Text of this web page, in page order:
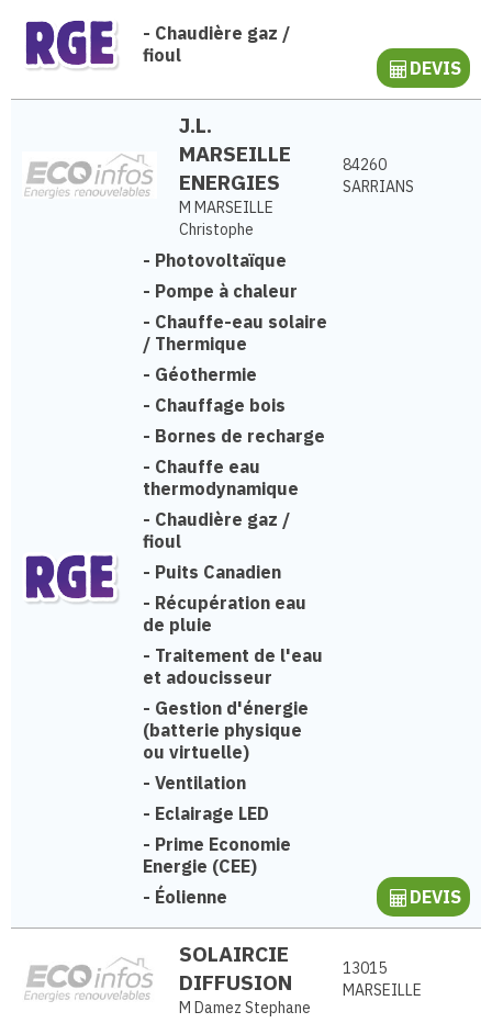
- Chaudière gaz /
fioul
DEVIS
J.L.
MARSEILLE
ENERGIES
M MARSEILLE
Christophe
84260
SARRIANS
- Photovoltaïque
- Pompe à chaleur
- Chauffe-eau solaire
/ Thermique
- Géothermie
- Chauffage bois
- Bornes de recharge
- Chauffe eau
thermodynamique
- Chaudière gaz /
fioul
- Puits Canadien
- Récupération eau
de pluie
- Traitement de l'eau
et adoucisseur
- Gestion d'énergie
(batterie physique
ou virtuelle)
- Ventilation
- Eclairage LED
- Prime Economie
Energie (CEE)
- Éolienne DEVIS
SOLAIRCIE
DIFFUSION
M Damez Stephane
13015
MARSEILLE